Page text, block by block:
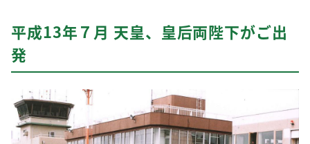
平成13年７月 天皇、皇后両陛下がご出
発